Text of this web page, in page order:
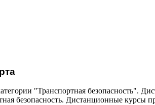
"Транспортная безопасность".
безопасность. Дистанционные курсы